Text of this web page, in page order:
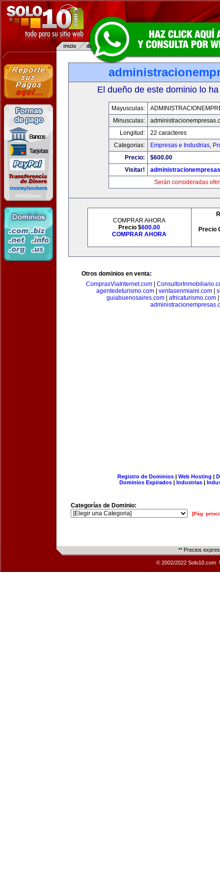
El dueño de este dominio lo
Mayusculas:
Minusculas:
Longitud:
22 caracteres
Categorias:
Empresas e Industrias,
Precio:
$600.00
Visitar!
Serán consideradas
COMPRAR AHORA
Precio $600.00
COMPRAR AHORA
Precio
Otros dominios en venta:
ComprasViaInternet.com
agentedeturismo.com| ventasenmiami.com|
guiabuenosaires.com
africaturismo.com
Registro de Dominios| Web Hosting |
Dominios Expirados | Industrias |
Categorías de Dominio:
[Pág.
** Precios
© 2002/2022 Solo10.com